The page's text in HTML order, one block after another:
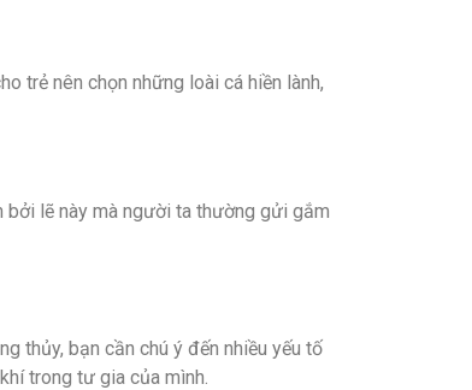
trẻ nên chọn những loài cá hiền lành,
bởi lẽ này mà người ta thường gửi gắm
thủy, bạn cần chú ý đến nhiều yếu tố
trong tư gia của mình.